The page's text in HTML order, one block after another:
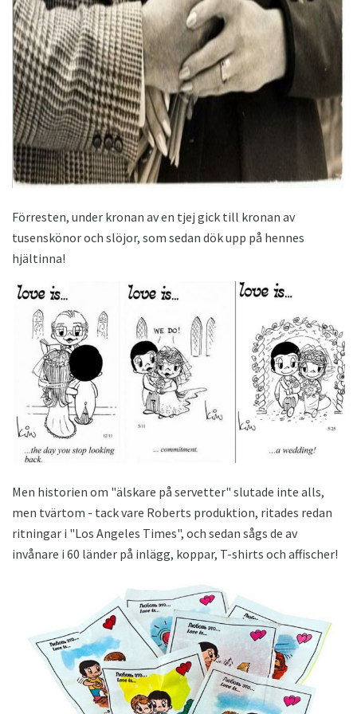
Förresten, under kronan av en tjej gick till kronan av
tusenskönor och slöjor, som sedan dök upp på hennes
hjältinna!
Men historien om "älskare på servetter" slutade inte alls,
men tvärtom - tack vare Roberts produktion, ritades redan
ritningar i "Los Angeles Times", och sedan sågs de av
invånare i 60 länder på inlägg, koppar, T-shirts och affischer!